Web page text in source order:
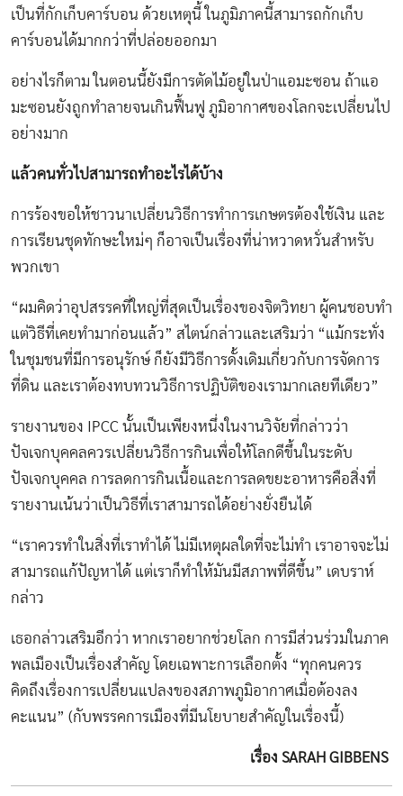
เป็นที่กักเก็บคาร์บอน ด้วยเหตุนี้ ในภูมิภาคนี้สามารถกักเก็บ
คาร์บอนได้มากกว่าที่ปล่อยออกมา
อย่างไรก็ตาม ในตอนนี้ยังมีการตัดไม้อยู่ในป่าแอมะซอน ถ้าแอ
มะซอนยังถูกทำลายจนเกินฟื้นฟู ภูมิอากาศของโลกจะเปลี่ยนไป
อย่างมาก
แล้วคนทั่วไปสามารถทำอะไรได้บ้าง
การร้องขอให้ชาวนาเปลี่ยนวิธีการทำการเกษตรต้องใช้เงิน และ
การเรียนชุดทักษะใหม่ๆ ก็อาจเป็นเรื่องที่น่าหวาดหวั่นสำหรับ
พวกเขา
“ผมคิดว่าอุปสรรคที่ใหญ่ที่สุดเป็นเรื่องของจิตวิทยา ผู้คนชอบทำ
แต่วิธีที่เคยทำมาก่อนแล้ว” สไตน์กล่าวและเสริมว่า “แม้กระทั่ง
ในชุมชนที่มีการอนุรักษ์ ก็ยังมีวิธีการดั้งเดิมเกี่ยวกับการจัดการ
ที่ดิน และเราต้องทบทวนวิธีการปฏิบัติของเรามากเลยทีเดียว”
รายงานของ IPCC นั้นเป็นเพียงหนึ่งในงานวิจัยที่กล่าวว่า
ปัจเจกบุคคลควรเปลี่ยนวิธีการกินเพื่อให้โลกดีขึ้นในระดับ
ปัจเจกบุคคล การลดการกินเนื้อและการลดขยะอาหารคือสิ่งที่
รายงานเน้นว่าเป็นวิธีที่เราสามารถได้อย่างยั่งยืนได้
“เราควรทำในสิ่งที่เราทำได้ ไม่มีเหตุผลใดที่จะไม่ทำ เราอาจจะไม่
สามารถแก้ปัญหาได้ แต่เราก็ทำให้มันมีสภาพที่ดีขึ้น” เดบราห์
กล่าว
เธอกล่าวเสริมอีกว่า หากเราอยากช่วยโลก การมีส่วนร่วมในภาค
พลเมืองเป็นเรื่องสำคัญ โดยเฉพาะการเลือกตั้ง “ทุกคนควร
คิดถึงเรื่องการเปลี่ยนแปลงของสภาพภูมิอากาศเมื่อต้องลง
คะแนน” (กับพรรคการเมืองที่มีนโยบายสำคัญในเรื่องนี้)
เรื่อง SARAH GIBBENS